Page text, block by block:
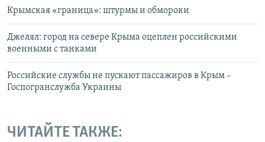
Крымская «граница»: штурмы и обмороки
Джелял: город на севере Крыма оцеплен российскими
военными с танками
Российские службы не пускают пассажиров в Крым –
Госпогранслужба Украины
ЧИТАЙТЕ ТАКЖЕ: